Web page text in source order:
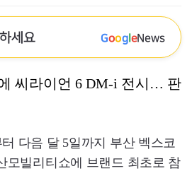
세요 GoogleNews
씨라이언 6 DM-i 전시… 판
다음 달 5일까지 부산 벡스코
모빌리티쇼에 브랜드 최초로 참